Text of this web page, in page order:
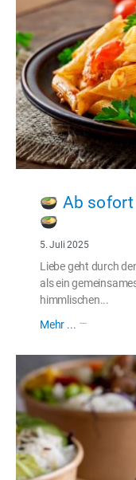
Ab sofort
5. Juli 2025
Liebe geht durch
als ein
himmlischen...
Mehr ...